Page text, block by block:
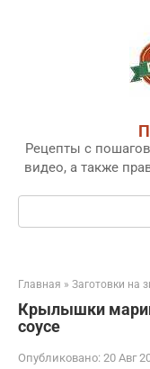
Рецепты с
видео, а также
Поиск:
Главная » Заготовки на
Крылышки
соусе
Опубликовано: 20 Авг